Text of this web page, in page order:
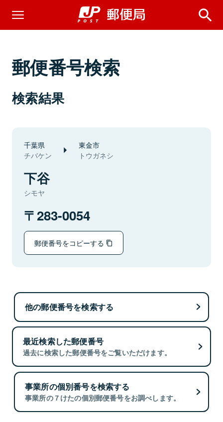
郵便番号検索
検索結果
千葉県
チバケン
東金市
トウガネシ
下谷
シモヤ
283-0054
郵便番号をコピーする
他の郵便番号を検索する
最近検索した郵便番号
過去に検索した郵便番号をご覧いただけます。
事業所の個別番号を検索する
事業所の７けたの個別郵便番号をお調べします。